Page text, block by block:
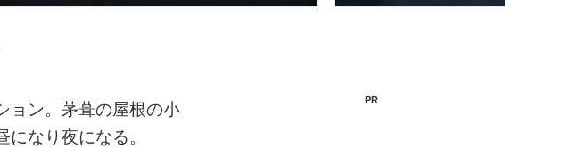
ョン。茅葺の屋根の小
なり夜になる。
PR